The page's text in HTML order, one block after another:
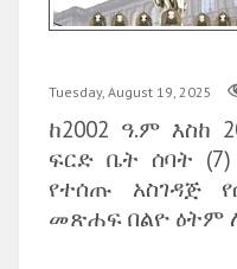
Tuesday, August 19, 2025
ከ2002 ዓ.ም እስከ
ፍርድ ቤት ሰባት
የተሰጡ አስገዳጅ
መጽሐፍ በልዮ ዕትም